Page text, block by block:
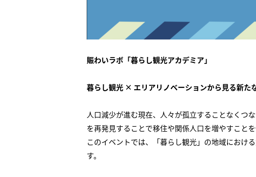
賑わいラボ「暮らし観光アカデミア」
暮らし観光 × エリアリノベーションから見る新た
人口減少が進む現在、人々が孤立することなくつ
を再発見することで移住や関係人口を増やすこと
このイベントでは、「暮らし観光」の地域におけ
す。